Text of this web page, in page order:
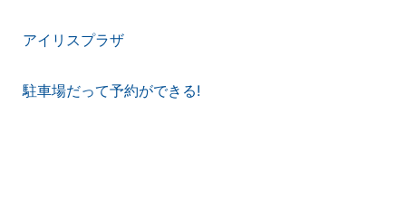
アイリスプラザ
駐車場だって予約ができる!